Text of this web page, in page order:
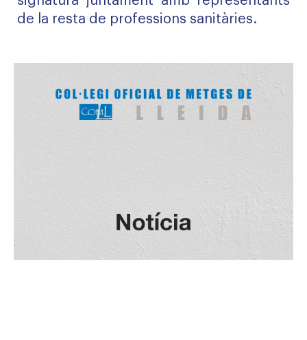
de la resta de professions sanitàries.